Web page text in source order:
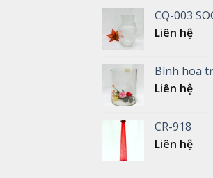
CQ-003
Liên hệ
Bình hoa
Liên hệ
CR-918
Liên hệ